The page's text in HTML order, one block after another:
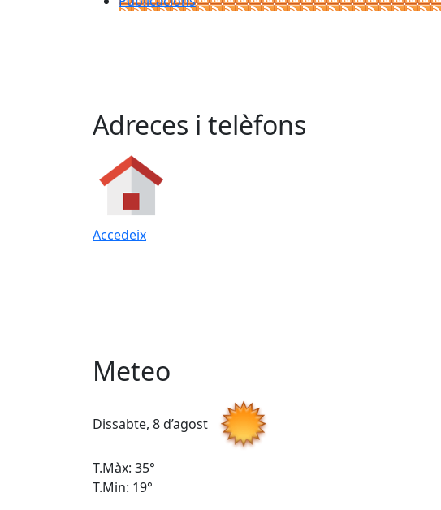
Adreces i telèfons
Accedeix
Meteo
Dissabte, 8 d’agost
T.Màx: 35°
T.Min: 19°